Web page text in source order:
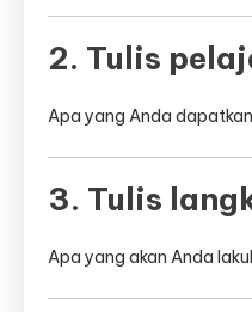
2. Tulis
Apa yang Anda
3. Tulis
Apa yang akan Anda